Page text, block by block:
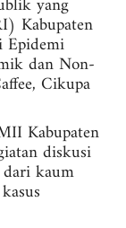
Kabupaten
Epidemi
dan Non-
Cikupa
Kabupaten
diskusi
kaum